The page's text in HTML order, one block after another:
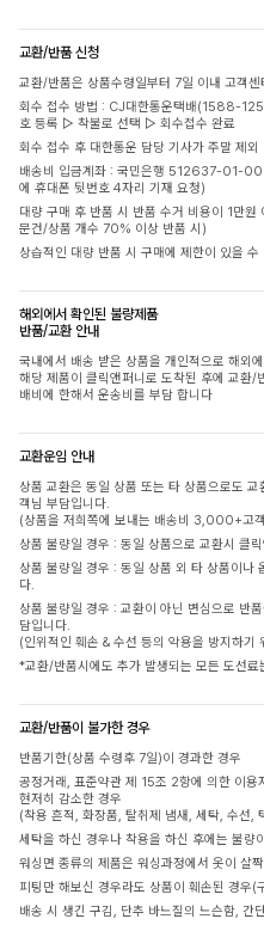
교환/반품 신청
교환/반품은 상품수령일부터 7일 이내 고객
회수 접수 방법 : CJ대한통운택배(1588-
호 등록 ▷ 착불로 선택 ▷ 회수접수 완료
회수 접수 후 대한통운 담당 기사가 주말 제
배송비 입금계좌 : 국민은행 512637-01-
에 휴대폰 뒷번호 4자리 기재 요청)
대량 구매 후 반품 시 반품 수거 비용이 1만
문건/상품 개수 70% 이상 반품 시)
상습적인 대량 반품 시 구매에 제한이 있을 수
해외에서 확인된 불량제품
반품/교환 안내
국내에서 배송 받은 상품을 개인적으로 해외
해당 제품이 클릭앤퍼니로 도착된 후에 교환/
배비에 한해서 운송비를 부담 합니다
교환운임 안내
상품 교환은 동일 상품 또는 타 상품으로도
객님 부담입니다.
(상품을 저희쪽에 보내는 배송비 3,000+고
상품 불량일 경우 : 동일 상품으로 교환시 클
상품 불량일 경우 : 동일 상품 외 타 상품이
다.
상품 불량일 경우 : 교환이 아닌 변심으로 반
담입니다.
(인위적인 훼손 & 수선 등의 악용을 방지하기
*교환/반품시에도 추가 발생되는 모든 도선
교환/반품이 불가한 경우
반품기한(상품 수령후 7일)이 경과한 경우
공정거래, 표준약관 제 15조 2항에 의한 이
현저히 감소한 경우
(착용 흔적, 화장품, 탈취제 냄새, 세탁, 수선,
세탁을 하신 경우나 착용을 하신 후에는 불량
워싱면 종류의 제품은 워싱과정에서 옷이 살
피팅만 해보신 경우라도 상품이 훼손된 경우(
배송 시 생긴 구김, 단추 바느질의 느슨함, 간